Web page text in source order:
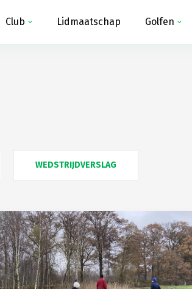
Club Lidmaatschap Golfen
WEDSTRIJDVERSLAG